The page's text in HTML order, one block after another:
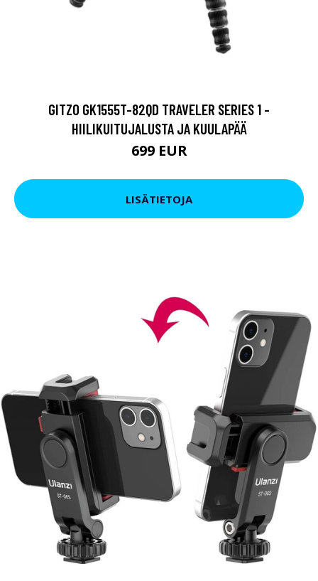
GITZO GK1555T-82QD TRAVELER SERIES 1 -
HIILIKUITUJALUSTA JA KUULAPÄÄ
699 EUR
LISÄTIETOJA